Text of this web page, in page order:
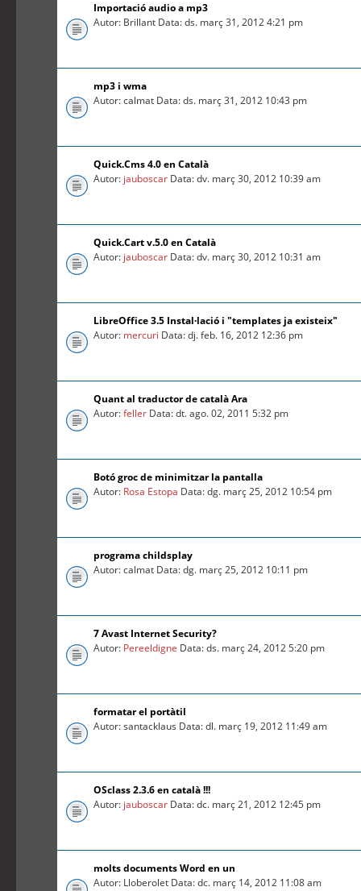
Importació audio a mp3
Autor: Brillant Data: ds. març 31, 2012 4:21 pm
mp3 i wma
Autor: calmat Data: ds. març 31, 2012 10:43 pm
Quick.Cms 4.0 en Català
Autor: jauboscar Data: dv. març 30, 2012 10:39 am
Quick.Cart v.5.0 en Català
Autor: jauboscar Data: dv. març 30, 2012 10:31 am
LibreOffice 3.5 Instal·lació i "templates ja existeix"
Autor: mercuri Data: dj. feb. 16, 2012 12:36 pm
Quant al traductor de català Ara
Autor:feller Data: dt. ago. 02, 2011 5:32 pm
Botó groc de minimitzar la pantalla
Autor: Rosa Estopa Data: dg. març 25, 2012 10:54 pm
programa childsplay
Autor: calmat Data: dg. març 25, 2012 10:11 pm
7 Avast Internet Security?
Autor: Pereeldigne Data: ds. març 24, 2012 5:20 pm
formatar el portàtil
Autor: santacklaus Data: dl. març 19, 2012 11:49 am
OSclass 2.3.6 en català !!!
Autor: jauboscar Data: dc. març 21, 2012 12:45 pm
molts documents Word en un
Autor: Lloberolet Data: dc. març 14, 2012 11:08 am